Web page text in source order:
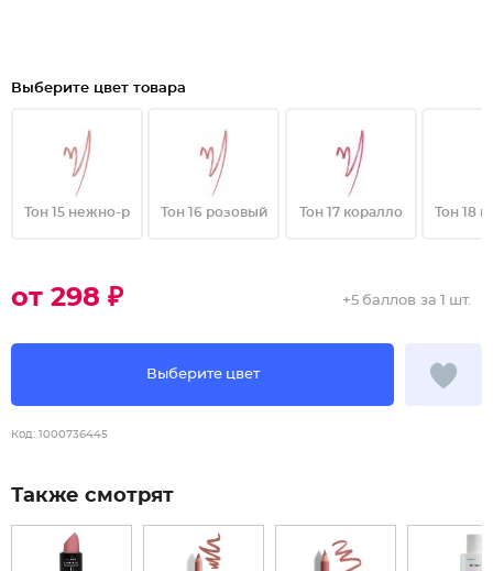
Выберите цвет товара
Тон 15 нежно-р Тон 16 розовый Тон 17 коралло Тон 18
от 298 ₽
Выберите цвет
+5 баллов за 1 шт.
Код: 1000736445
Также смотрят